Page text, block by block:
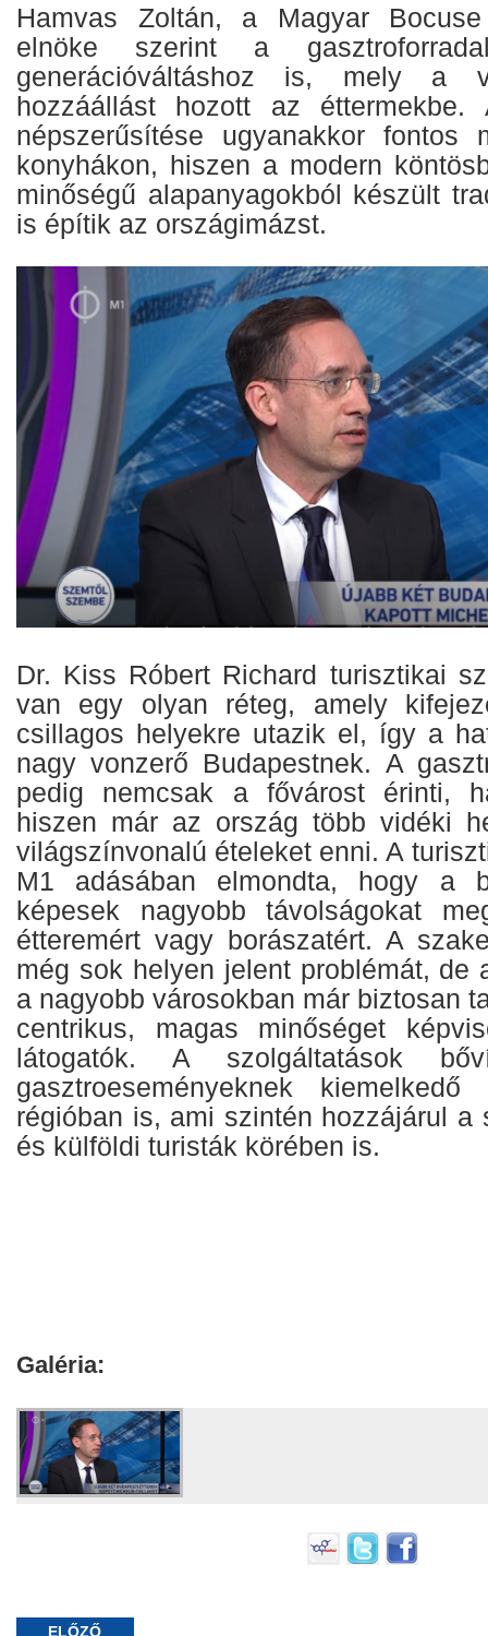
Hamvas Zoltán, a Magyar
elnöke szerint a
generációváltáshoz is, mely a
hozzáállást hozott az éttermekbe.
népszerűsítése ugyanakkor fontos
konyhákon, hiszen a modern
minőségű alapanyagokból készült
is építik az országimázst.
Dr. Kiss Róbert Richard turisztikai
van egy olyan réteg, amely
csillagos helyekre utazik el, így a
nagy vonzerő Budapestnek. A
pedig nemcsak a fővárost érinti,
hiszen már az ország több vidéki
világszínvonalú ételeket enni. A
M1 adásában elmondta, hogy a
képesek nagyobb távolságokat
étteremért vagy borászatért. A
még sok helyen jelent problémát, de
a nagyobb városokban már biztosan
centrikus, magas minőséget
látogatók. A szolgáltatások
gasztroeseményeknek
régióban is, ami szintén hozzájárul a
és külföldi turisták körében is.
Galéria:
ELŐZŐ